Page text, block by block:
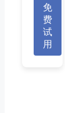
免
费
试
用